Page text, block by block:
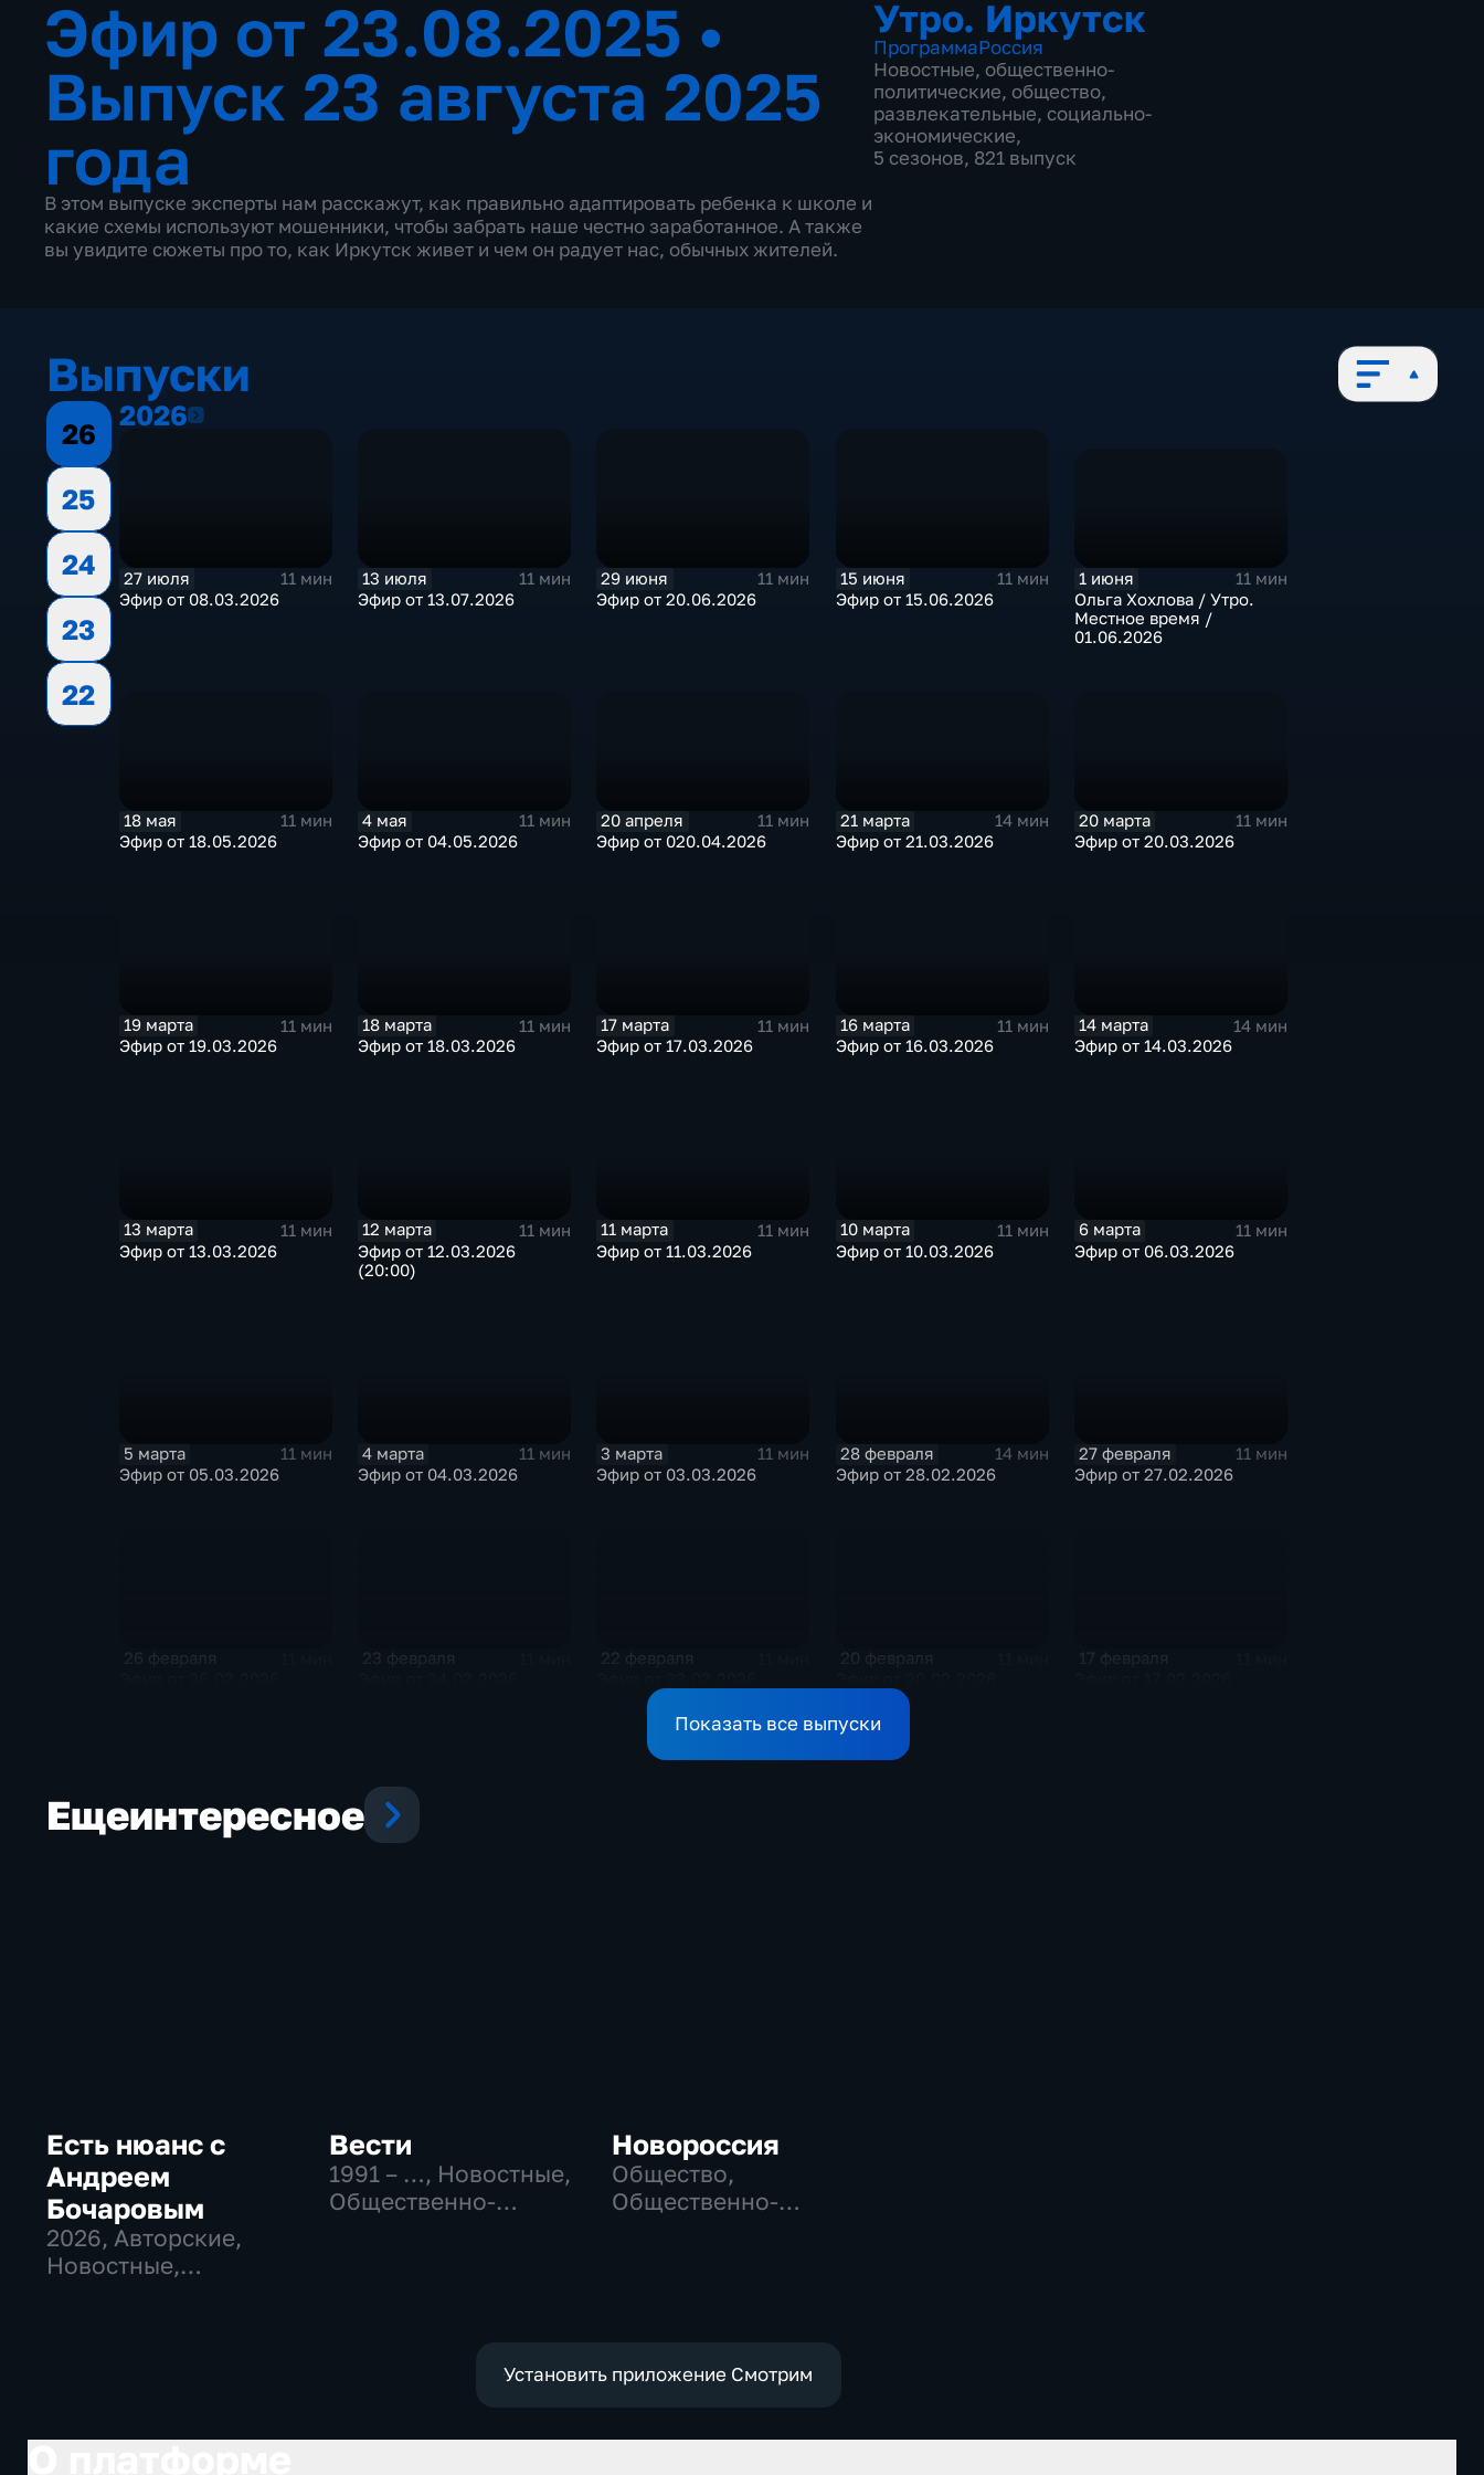
Эфир от 23.08.2025 •
Выпуск 23 августа 2025
года
В этом выпуске эксперты нам расскажут, как правильно адаптировать ребенка к школе и
какие схемы используют мошенники, чтобы забрать наше честно заработанное. А также
вы увидите сюжеты про то, как Иркутск живет и чем он радует нас, обычных жителей.
Утро. Иркутск
ПрограммаРоссия
Новостные, общественно-
политические, общество,
развлекательные, социально-
экономические,
5 сезонов, 821 выпуск
Выпуски
26
25
24
23
22
20262026
27 июля
11 мин
Эфир от 08.03.2026
13 июля
11 мин
Эфир от 13.07.2026
29 июня
11 мин
Эфир от 20.06.2026
15 июня
11 мин
Эфир от 15.06.2026
1 июня
11 мин
Ольга Хохлова / Утро.
Местное время /
01.06.2026
18 мая
11 мин
Эфир от 18.05.2026
4 мая
11 мин
Эфир от 04.05.2026
20 апреля
11 мин
Эфир от 020.04.2026
21 марта
14 мин
Эфир от 21.03.2026
20 марта
11 мин
Эфир от 20.03.2026
19 марта
11 мин
Эфир от 19.03.2026
18 марта
11 мин
Эфир от 18.03.2026
17 марта
11 мин
Эфир от 17.03.2026
16 марта
11 мин
Эфир от 16.03.2026
14 марта
14 мин
Эфир от 14.03.2026
13 марта
11 мин
Эфир от 13.03.2026
12 марта
11 мин
Эфир от 12.03.2026
(20:00)
11 марта
11 мин
Эфир от 11.03.2026
10 марта
11 мин
Эфир от 10.03.2026
6 марта
11 мин
Эфир от 06.03.2026
5 марта
11 мин
Эфир от 05.03.2026
4 марта
11 мин
Эфир от 04.03.2026
3 марта
11 мин
Эфир от 03.03.2026
28 февраля
14 мин
Эфир от 28.02.2026
27 февраля
11 мин
Эфир от 27.02.2026
26 февраля 23 февраля 22 февраля 20 февраля 17 февраля
Показать все выпуски
Ещеинтересное
Есть нюанс с
Андреем
Бочаровым
2026, Авторские,
Новостные,
Вести
1991 – …, Новостные,
Общественно-
Новороссия
Общество,
Общественно-
Установить приложение Смотрим